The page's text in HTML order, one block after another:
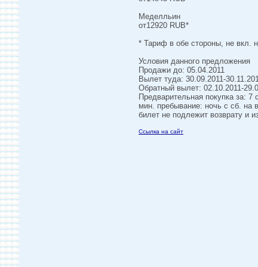
Меделльин
от12920 RUB*
* Тариф в обе стороны, не вкл.
Условия данного предложения
Продажи до: 05.04.2011
Вылет туда: 30.09.2011-
Обратный вылет: 02.10.2011-
Предварительная покупка за: 7
мин. пребывание: ночь с сб. на
билет не подлежит возврату и
Ссылка на сайт